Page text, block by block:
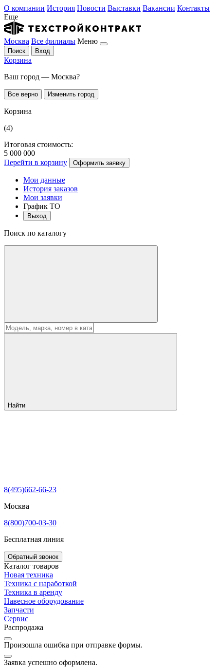
О компании История Новости Выставки Вакансии Контакты
Еще
Москва Все филиалы Меню
Поиск Вход
Корзина
Ваш город — Москва?
Все верно Изменить город
Корзина
(4)
Итоговая стоимость:
5 000 000
Перейти в корзину
Оформить заявку
Мои данные
История заказов
Мои заявки
График ТО
Выход
Поиск по каталогу
Найти
8(495)662-66-23
Москва
8(800)700-03-30
Бесплатная линия
Обратный звонок
Каталог товаров
Новая техника
Техника с наработкой
Техника в аренду
Навесное оборудование
Запчасти
Сервис
Распродажа
Произошла ошибка при отправке формы.
Заявка успешно оформлена.